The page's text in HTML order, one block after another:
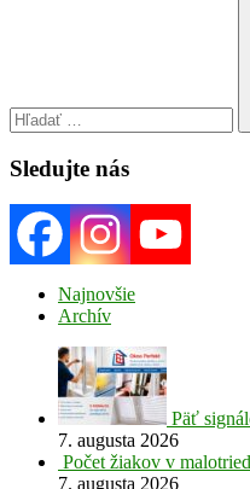
Sledujte nás
Najnovšie
Archív
Päť
7. augusta 2026
Počet žiakov v
7. augusta 2026